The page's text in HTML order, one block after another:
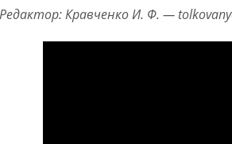
Кравченко И. Ф. —